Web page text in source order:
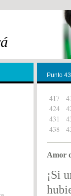
Punto
417
424
431
438
Amor
¡Si